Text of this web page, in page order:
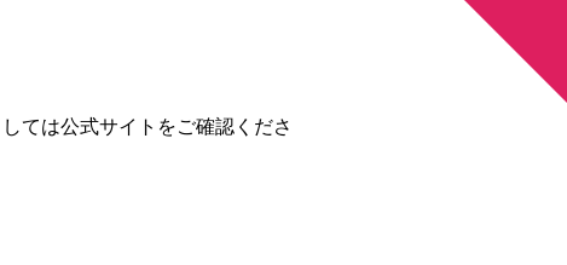
ては公式サイトをご確認くださ